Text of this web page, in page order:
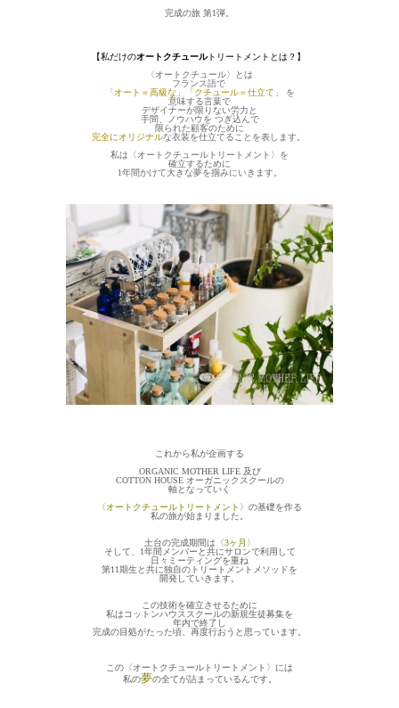
完成の旅 第1弾。
【私だけのオートクチュールトリートメントとは？】
〈オートクチュール〉とは
フランス語で
「オート＝高級な」「クチュール＝仕立て」
を
意味する言葉で
デザイナーが限りない労力と
手間、ノウハウを つぎ込んで
限られた顧客のために
完全にオリジナルな衣装を仕立てることを表します。
私は〈オートクチュールトリートメント〉を
確立するために
1年間かけて大きな夢を掴みにいきます。
これから私が企画する
ORGANIC MOTHER LIFE 及び
COTTON HOUSE オーガニックスクールの
軸となっていく
〈オートクチュールトリートメント 〉の基礎を作る
私の旅が始まりました。
土台の完成期間は〈3ヶ月 〉
そして、1年間メンバーと共にサロンで利用して
日々ミーティングを重ね
第11期生と共に独自のトリートメントメソッドを
開発していきます。
この技術を確立させるために
私はコットンハウススクールの新規生徒募集を
年内で終了し
完成の目処がたった頃、再度行おうと思っています。
この〈オートクチュールトリートメント〉には
私の夢の全てが詰まっているんです。